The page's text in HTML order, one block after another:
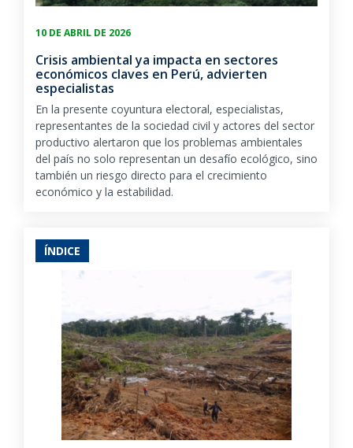
10 DE ABRIL DE 2026
Crisis ambiental ya impacta en sectores
económicos claves en Perú, advierten
especialistas
En la presente coyuntura electoral, especialistas,
representantes de la sociedad civil y actores del sector
productivo alertaron que los problemas ambientales
del país no solo representan un desafío ecológico, sino
también un riesgo directo para el crecimiento
económico y la estabilidad.
ÍNDICE